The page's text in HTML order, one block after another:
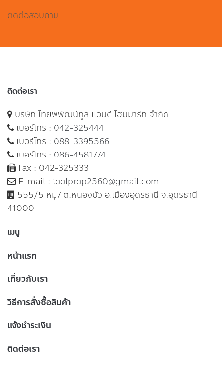
ติดต่อสอบถาม
ติดต่อเรา
บริษัท ไทยพิพัฒน์ทูล แอนด์ โฮมมาร์ท จำกัด
เบอร์โทร : 042-325444
เบอร์โทร : 088-3395566
เบอร์โทร : 086-4581774
Fax : 042-325333
E-mail : toolprop2560@gmail.com
555/5 หมู่7 ต.หนองบัว อ.เมืองอุดรธานี จ.อุดรธานี
41000
เมนู
หน้าแรก
เกี่ยวกับเรา
วิธีการสั่งซื้อสินค้า
แจ้งชำระเงิน
ติดต่อเรา